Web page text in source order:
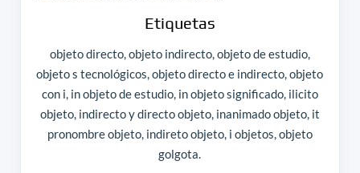
Etiquetas
objeto directo, objeto indirecto, objeto de estudio,
objeto s tecnológicos, objeto directo e indirecto, objeto
con i, in objeto de estudio, in objeto significado, ilicito
objeto, indirecto y directo objeto, inanimado objeto, it
pronombre objeto, indireto objeto, i objetos, objeto
golgota.